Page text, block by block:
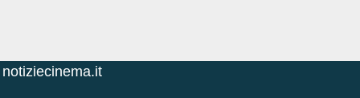
notiziecinema.it